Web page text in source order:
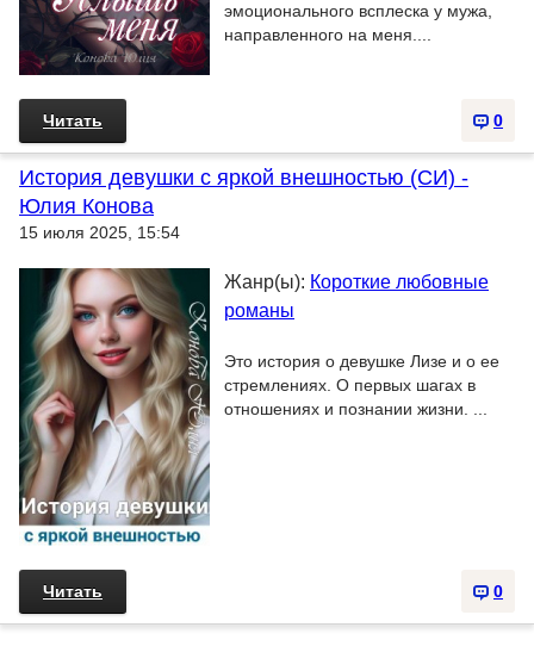
эмоционального всплеска у мужа,
направленного на меня....
0
Читать
История девушки с яркой внешностью (СИ) -
Юлия Конова
15 июля 2025, 15:54
Жанр(ы): Короткие любовные
романы
Это история о девушке Лизе и о ее
стремлениях. О первых шагах в
отношениях и познании жизни. ...
0
Читать